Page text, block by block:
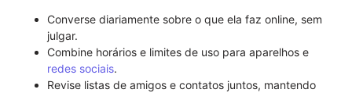
Converse diariamente sobre o que ela faz online, sem
julgar.
Combine horários e limites de uso para aparelhos e
redes sociais.
Revise listas de amigos e contatos juntos, mantendo